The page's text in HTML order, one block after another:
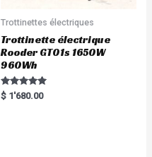
Trottinettes électriques
Trottinette électrique
Rooder GT01s 1650W
960Wh
Rated
5.00
$ 1'680.00